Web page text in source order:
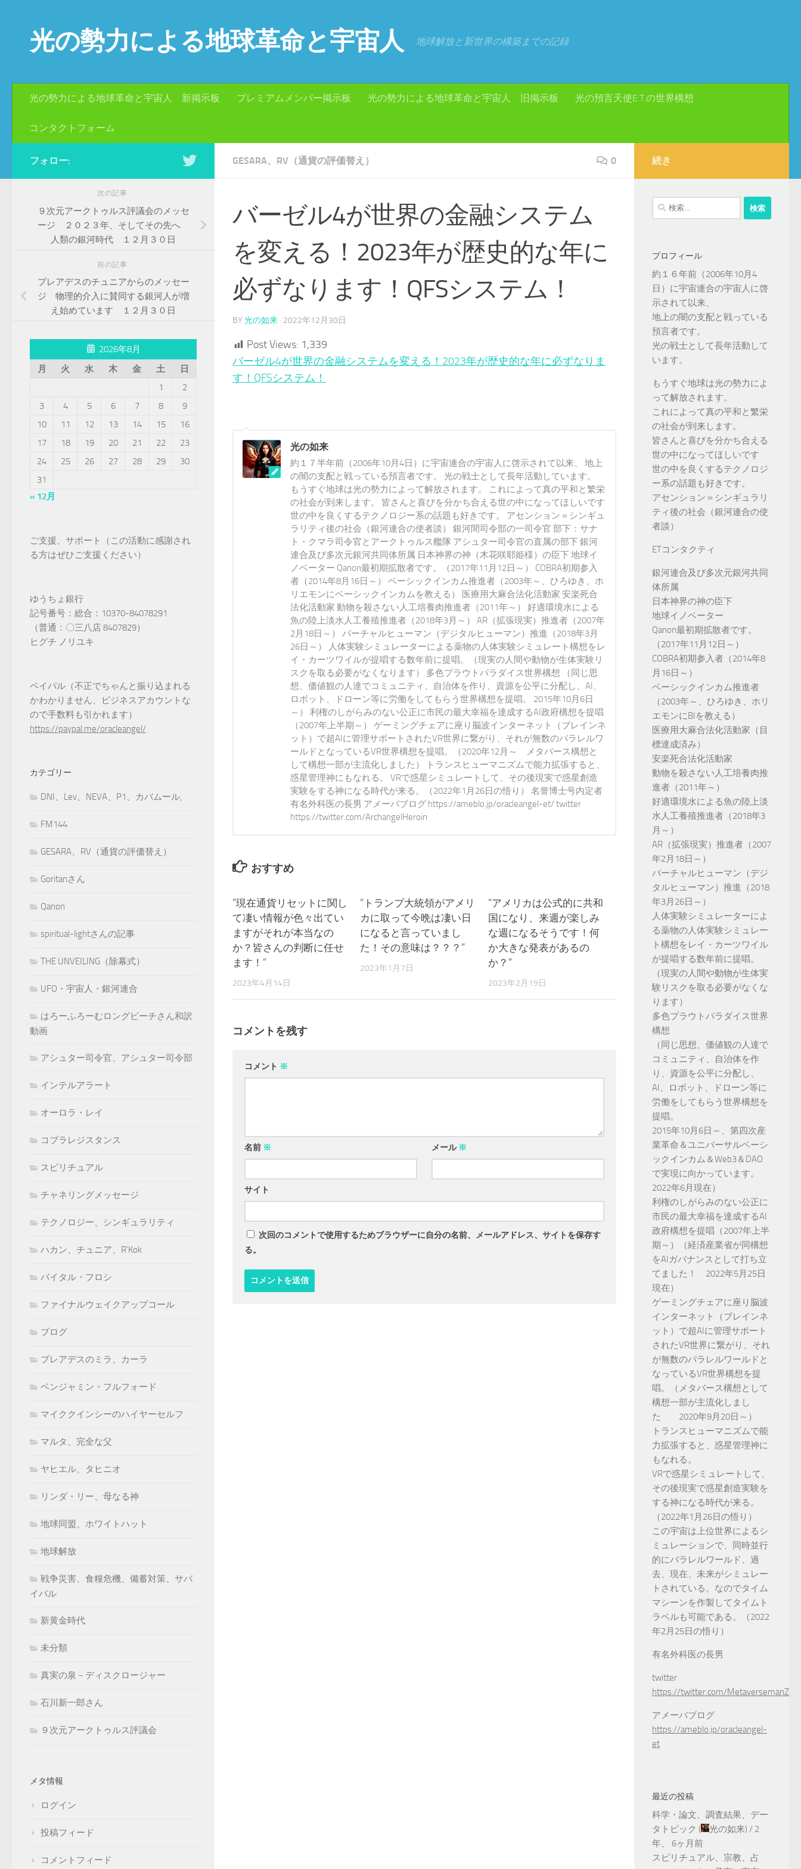
光の勢力による地球革命と宇宙人 地球解放と新世界の構築までの記録
光の勢力による地球革命と宇宙人 新掲示板 プレミアムメンバー掲示板 光の勢力による地球革命と宇宙人 旧掲示板 光の預言天使E.T.の世界構想
コンタクトフォーム
GESARA、RV（通貨の評価替え） 0
バーゼル4が世界の金融システム
を変える！2023年が歴史的な年に
必ずなります！QFSシステム！
BY 光の如来 · 2022年12月30日
Post Views: 1,339
バーゼル4が世界の金融システムを変える！2023年が歴史的な年に必ずなりま
す！QFSシステム！
光の如来
約１７半年前（2006年10月4日）に宇宙連合の宇宙人に啓示されて以来、 地上
の闇の支配と戦っている預言者です。 光の戦士として長年活動しています。
もうすぐ地球は光の勢力によって解放されます。 これによって真の平和と繁栄
の社会が到来します。 皆さんと喜びを分かち合える世の中になってほしいです
世の中を良くするテクノロジー系の話題も好きです。 アセンション＝シンギュ
ラリティ後の社会（銀河連合の使者談） 銀河間司令部の一司令官 部下：サナ
ト・クマラ司令官とアークトゥルス艦隊 アシュター司令官の直属の部下 銀河
連合及び多次元銀河共同体所属 日本神界の神（木花咲耶姫様）の臣下 地球イ
ノベーター Qanon最初期拡散者です。（2017年11月12日～） COBRA初期参入
者（2014年8月16日～） ベーシックインカム推進者（2003年～、ひろゆき、ホ
リエモンにベーシックインカムを教える） 医療用大麻合法化活動家 安楽死合
法化活動家 動物を殺さない人工培養肉推進者（2011年～） 好適環境水による
魚の陸上淡水人工養殖推進者（2018年3月～） AR（拡張現実）推進者（2007年
2月18日～） バーチャルヒューマン（デジタルヒューマン）推進（2018年3月
26日～） 人体実験シミュレーターによる薬物の人体実験シミュレート構想をレ
イ・カーツワイルが提唱する数年前に提唱。（現実の人間や動物が生体実験リ
スクを取る必要がなくなります） 多色プラウトパラダイス世界構想 （同じ思
想、価値観の人達でコミュニティ、自治体を作り、資源を公平に分配し、AI、
ロボット、ドローン等に労働をしてもらう世界構想を提唱。 2015年10月6日
～） 利権のしがらみのない公正に市民の最大幸福を達成するAI政府構想を提唱
（2007年上半期～） ゲーミングチェアに座り脳波インターネット（ブレインネ
ット）で超AIに管理サポートされたVR世界に繋がり、それが無数のパラレルワ
ールドとなっているVR世界構想を提唱。（2020年12月～ メタバース構想と
して構想一部が主流化しました） トランスヒューマニズムで能力拡張すると、
惑星管理神にもなれる。 VRで惑星シミュレートして、その後現実で惑星創造
実験をする神になる時代が来る。（2022年1月26日の悟り） 名誉博士号内定者
有名外科医の長男 アメーバブログ https://ameblo.jp/oracleangel-et/ twitter
https://twitter.com/ArchangelHeroin
おすすめ
”現在通貨リセットに関し
て凄い情報が色々出てい
ますがそれが本当なの
か？皆さんの判断に任せ
ます！”
2023年4月14日
”トランプ大統領がアメリ
カに取って今晩は凄い日
になると言っていまし
た！その意味は？？？”
2023年1月7日
”アメリカは公式的に共和
国になり、来週が楽しみ
な週になるそうです！何
か大きな発表があるの
か？”
2023年2月19日
コメントを残す
コメント ※
名前 ※ メール ※
サイト
次回のコメントで使用するためブラウザーに自分の名前、メールアドレス、サイトを保存す
る。
フォロー:
次の記事
９次元アークトゥルス評議会のメッセ
ージ ２０２３年、そしてその先へ
人類の銀河時代 １２月３０日
前の記事
プレアデスのチュニアからのメッセー
ジ 物理的介入に賛同する銀河人が増
え始めています １２月３０日
2026年8月
月
火 水 木 金 土
日
1
2
3
4 5 6 7 8
9
10
11 12 13 14 15
16
17
18 19 20 21 22
23
24
25 26 27 28 29
30
31
« 12月
ご支援、サポート（この活動に感謝され
る方はぜひご支援ください）
ゆうちょ銀行
記号番号：総合：10370-84078291
（普通：〇三八店 8407829）
ヒグチ ノリユキ
ペイパル（不正でちゃんと振り込まれる
かわかりません、ビジネスアカウントな
ので手数料も引かれます）
https://paypal.me/oracleangel/
カテゴリー
DNI、Lev、NEVA、P1、カバムール,
FM144
GESARA、RV（通貨の評価替え）
Goritanさん
Qanon
spiritual-lightさんの記事
THE UNVEILING（除幕式）
UFO・宇宙人・銀河連合
はろーふろーむロングビーチさん和訳
動画
アシュター司令官、アシュター司令部
インテルアラート
オーロラ・レイ
コブラレジスタンス
スピリチュアル
チャネリングメッセージ
テクノロジー、シンギュラリティ
ハカン、チュニア、R'Kok
バイタル・フロシ
ファイナルウェイクアップコール
ブログ
プレアデスのミラ、カーラ
ベンジャミン・フルフォード
マイククインシーのハイヤーセルフ
マルタ、完全な父
ヤヒエル、タヒニオ
リンダ・リー、母なる神
地球同盟、ホワイトハット
地球解放
戦争災害、食糧危機、備蓄対策、サバ
イバル
新黄金時代
未分類
真実の泉－ディスクロージャー
石川新一郎さん
９次元アークトゥルス評議会
メタ情報
ログイン
投稿フィード
コメントフィード
続き
検
索:
プロフィール
約１６年前（2006年10月4
日）に宇宙連合の宇宙人に啓
示されて以来、
地上の闇の支配と戦っている
預言者です。
光の戦士として長年活動して
います。
もうすぐ地球は光の勢力によ
って解放されます。
これによって真の平和と繁栄
の社会が到来します。
皆さんと喜びを分かち合える
世の中になってほしいです
世の中を良くするテクノロジ
ー系の話題も好きです。
アセンション＝シンギュラリ
ティ後の社会（銀河連合の使
者談）
ETコンタクティ
銀河連合及び多次元銀河共同
体所属
日本神界の神の臣下
地球イノベーター
Qanon最初期拡散者です。
（2017年11月12日～）
COBRA初期参入者（2014年8
月16日～）
ベーシックインカム推進者
（2003年～、ひろゆき、ホリ
エモンにBIを教える）
医療用大麻合法化活動家（目
標達成済み）
安楽死合法化活動家
動物を殺さない人工培養肉推
進者（2011年～）
好適環境水による魚の陸上淡
水人工養殖推進者（2018年3
月～）
AR（拡張現実）推進者（2007
年2月18日～）
バーチャルヒューマン（デジ
タルヒューマン）推進（2018
年3月26日～）
人体実験シミュレーターによ
る薬物の人体実験シミュレー
ト構想をレイ・カーツワイル
が提唱する数年前に提唱。
（現実の人間や動物が生体実
験リスクを取る必要がなくな
ります）
多色プラウトパラダイス世界
構想
（同じ思想、価値観の人達で
コミュニティ、自治体を作
り、資源を公平に分配し、
AI、ロボット、ドローン等に
労働をしてもらう世界構想を
提唱。
2015年10月6日～、第四次産
業革命＆ユニバーサルベーシ
ックインカム＆Web3＆DAO
で実現に向かっています。
2022年6月現在）
利権のしがらみのない公正に
市民の最大幸福を達成するAI
政府構想を提唱（2007年上半
期～）（経済産業省が同構想
をAIガバナンスとして打ち立
てました！ 2022年5月25日
現在）
ゲーミングチェアに座り脳波
インターネット（ブレインネ
ット）で超AIに管理サポート
されたVR世界に繋がり、それ
が無数のパラレルワールドと
なっているVR世界構想を提
唱。（メタバース構想として
構想一部が主流化しまし
た 2020年9月20日～）
トランスヒューマニズムで能
力拡張すると、惑星管理神に
もなれる。
VRで惑星シミュレートして、
その後現実で惑星創造実験を
する神になる時代が来る。
（2022年1月26日の悟り）
この宇宙は上位世界によるシ
ミュレーションで、同時並行
的にパラレルワールド、過
去、現在、未来がシミュレー
トされている。なのでタイム
マシーンを作製してタイムト
ラベルも可能である。（2022
年2月25日の悟り）
有名外科医の長男
twitter
https://twitter.com/MetaversemanZ
アメーバブログ
https://ameblo.jp/oracleangel-
et
最近の投稿
科学・論文、調査結果、デー
タトピック ( 光の如来) / 2
年、 6ヶ月前
スピリチュアル、宗教、占